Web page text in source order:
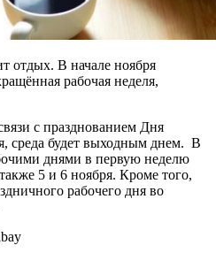
отдых. В начале ноября
рабочая неделя,
с празднованием Дня
среда будет выходным днем. В
днями в первую неделю
5 и 6 ноября. Кроме того,
рабочего дня во